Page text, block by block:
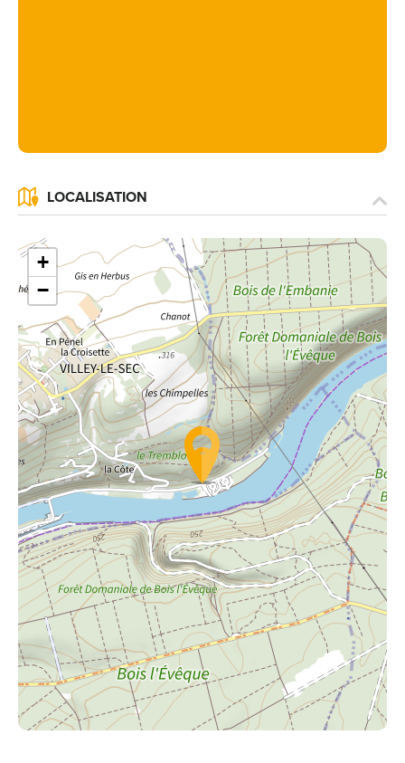
LOCALISATION
+
−